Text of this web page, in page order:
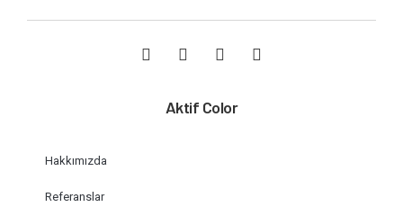
Aktif Color
Hakkımızda
Referanslar